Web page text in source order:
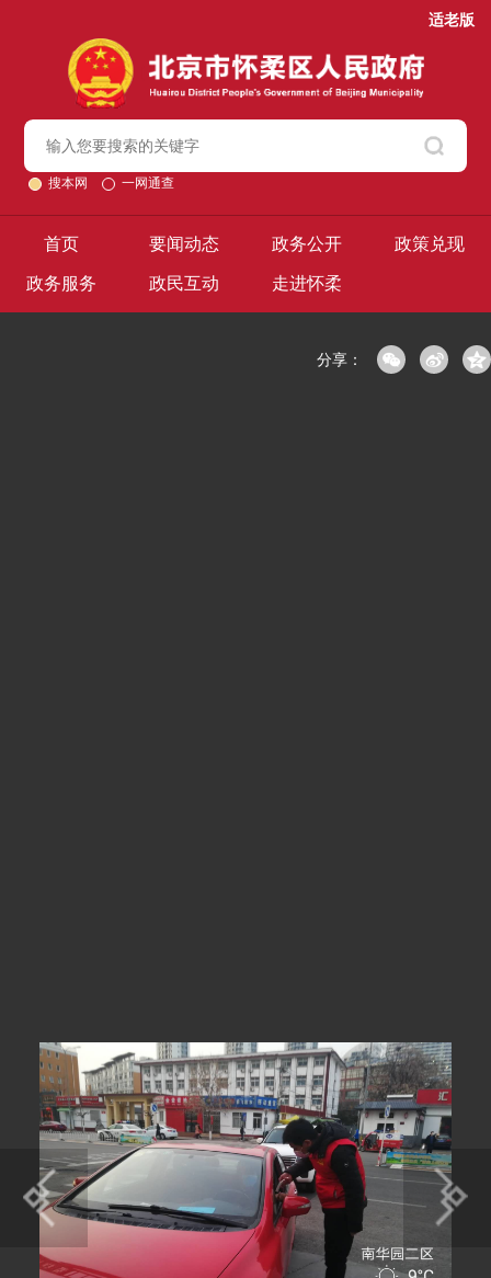
适老版
搜本网 一网通查
首页 要闻动态 政务公开 政策兑现
政务服务 政民互动 走进怀柔
分享：